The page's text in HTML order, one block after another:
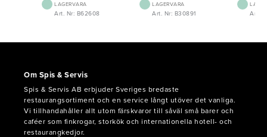
LAGERVARA
Art. Nr: B62608
LAGERVARA
Art. Nr: B30891 Art.
Om Spis & Servis
Spis & Servis AB erbjuder Sveriges bredaste
restaurangsortiment och en service långt utöver det vanliga.
Vi tillhandahåller allt utom färskvaror till såväl små barer och
caféer som finkrogar, storkök och internationella hotell- och
restaurangkedjor.